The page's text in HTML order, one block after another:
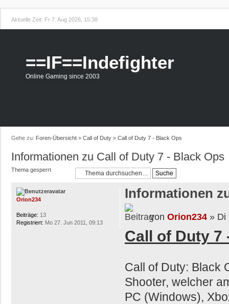
Aktuelle Zeit: Fr 7. Aug 2026, 15:38
==IF==Indefighter
Online Gaming since 2003
Gehe zu: Foren-Übersicht » Call of Duty » Call of Duty 7 - Black Ops
Informationen zu Call of Duty 7 - Black Ops
Thema gesperrt
Informationen
von Orion234» Di
Call of Duty 7
Call of Duty: Black
Shooter, welcher
PC (Windows),
Orion234
Beiträge: 13
Registriert: Mo 27. Jun 2011, 09:13